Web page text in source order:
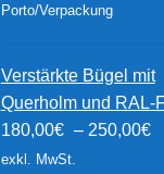
Porto/Verpackung
Verstärkte Bügel mit
Querholm und RAL-
180,00€ – 250,00€
exkl. MwSt.